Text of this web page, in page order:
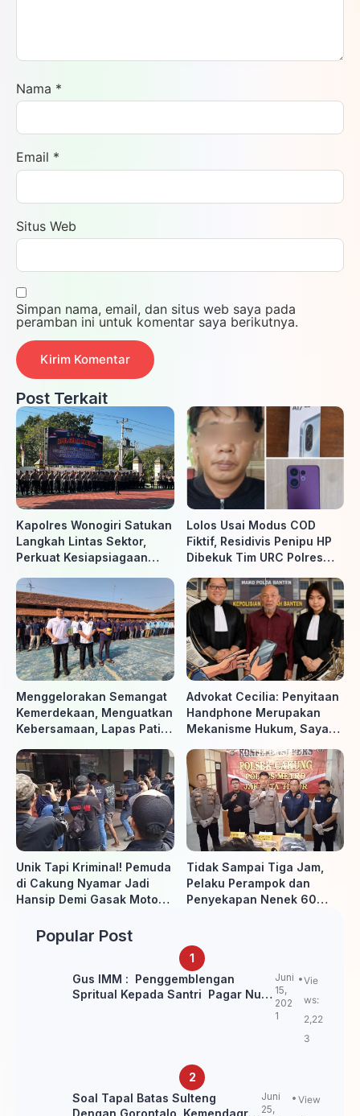
Nama *
Email *
Situs Web
Simpan nama, email, dan situs web saya pada
peramban ini untuk komentar saya berikutnya.
Post Terkait
Kapolres Wonogiri Satukan
Langkah Lintas Sektor,
Perkuat Kesiapsiagaan
Lolos Usai Modus COD
Fiktif, Residivis Penipu HP
Dibekuk Tim URC Polres
Menggelorakan Semangat
Kemerdekaan, Menguatkan
Kebersamaan, Lapas Pati
ke-81 RI, Warga Binaan
Antusias Ikuti Berbagai
Perlombaan
Advokat Cecilia: Penyitaan
Handphone Merupakan
Mekanisme Hukum, Saya
Diminta Penyidik dan Tidak
perlu takut
Unik Tapi Kriminal! Pemuda
di Cakung Nyamar Jadi
Hansip Demi Gasak Motor
Tidak Sampai Tiga Jam,
Pelaku Perampok dan
Penyekapan Nenek 60
Popular Post
Gus IMM : Penggemblengan
Spritual Kepada Santri Pagar Nusa
Juni
15,
202
1
Vie
ws:
2,22
3
Soal Tapal Batas Sulteng
Juni
25,
View